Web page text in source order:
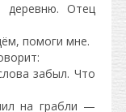
Отец
помоги мне.
забыл. Что
на грабли —